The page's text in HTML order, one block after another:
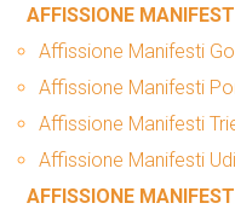
AFFISSIONE
Affissione Manifesti
Affissione Manifesti
Affissione Manifesti
Affissione Manifesti
AFFISSIONE